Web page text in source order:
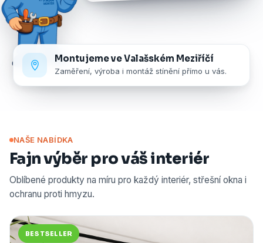
Montujeme ve Valašském Meziříčí
Zaměření, výroba i montáž stínění přímo u vás.
NAŠE NABÍDKA
Fajn výběr pro váš interiér
Oblíbené produkty na míru pro každý interiér, střešní okna i
ochranu proti hmyzu.
BESTSELLER